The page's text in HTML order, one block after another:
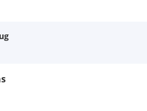
eine Finanzierung für dieses
benötigen wir